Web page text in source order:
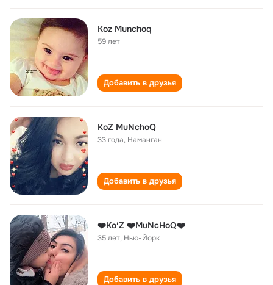
Koz Munchoq
59 лет
Добавить в друзья
KoZ MuNchoQ
33 года, Наманган
Добавить в друзья
❤️KoʻZ ❤️MuNcHoQ❤️
35 лет, Нью-Йорк
Добавить в друзья